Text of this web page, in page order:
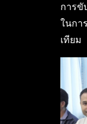
การขั
ในกา
เทียม